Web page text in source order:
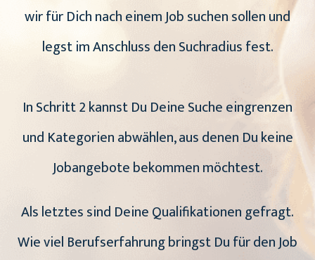
wir für Dich nach einem Job suchen sollen und
legst im Anschluss den Suchradius fest.
In Schritt 2 kannst Du Deine Suche eingrenzen
und Kategorien abwählen, aus denen Du keine
Jobangebote bekommen möchtest.
Als letztes sind Deine Qualifikationen gefragt.
Wie viel Berufserfahrung bringst Du für den Job